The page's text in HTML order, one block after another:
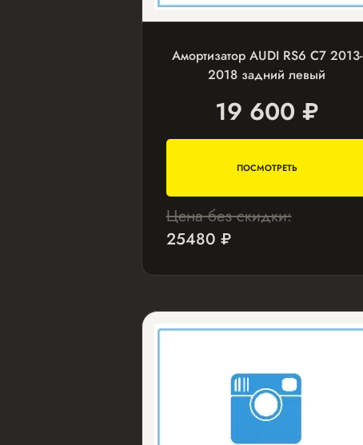
Амортизатор AUDI RS6 С7 2013-
2018 задний левый
19 600 ₽
ПОСМОТРЕТЬ
Цена без скидки:
25480 ₽